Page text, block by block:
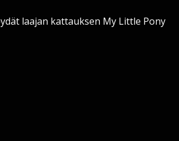
laajan kattauksen My Little Pony